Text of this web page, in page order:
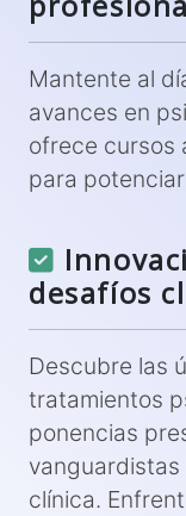
Mantente al
avances en
ofrece cursos
para
desafíos
Descubre las
tratamientos
ponencias
clínica.